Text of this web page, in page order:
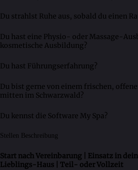
Du strahlst Ruhe aus, sobald du einen
Du hast eine Physio- oder Massage-
kosmetische Ausbildung?
Du hast Führungserfahrung?
Du bist gerne von einem frischen,
mitten im Schwarzwald?
Du kennst die Software My Spa?
Stellen Beschreibung
Start nach Vereinbarung | Einsatz in
Lieblings-Haus | Teil- oder Vollzeit